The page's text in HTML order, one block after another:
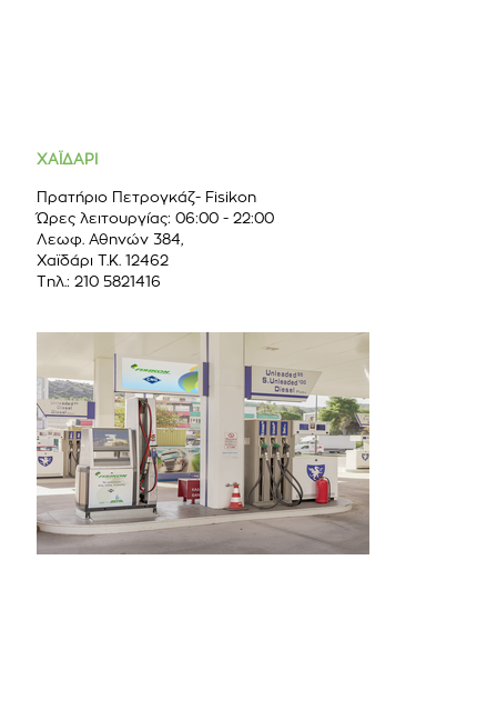
ΧΑΪΔΑΡΙ
Πρατήριο Πετρογκάζ- Fisikon
Ώρες λειτουργίας: 06:00 - 22:00
Λεωφ. Αθηνών 384,
Χαϊδάρι T.K. 12462
Τηλ.: 210 5821416